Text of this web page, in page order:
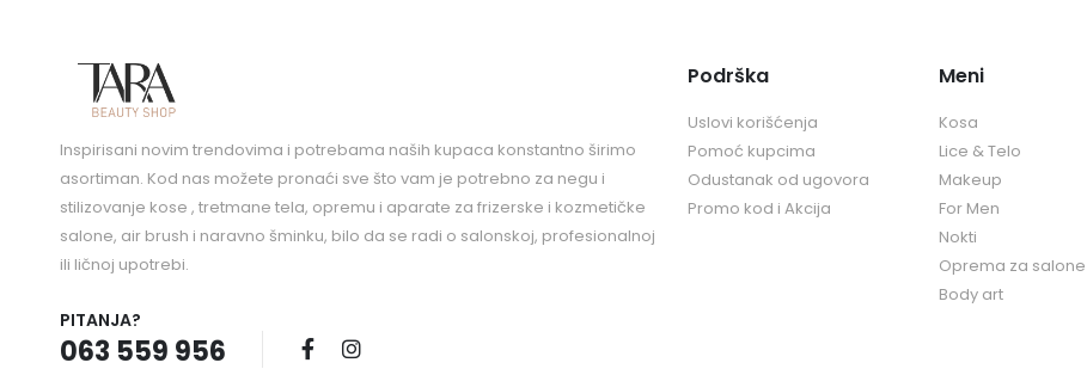
Inspirisani novim trendovima i potrebama naših kupaca konstantno širimo
asortiman. Kod nas možete pronaći sve što vam je potrebno za negu i
stilizovanje kose , tretmane tela, opremu i aparate za frizerske i kozmetičke
salone, air brush i naravno šminku, bilo da se radi o salonskoj, profesionalnoj
ili ličnoj upotrebi.
PITANJA?
063 559 956
Podrška
Uslovi korišćenja
Pomoć kupcima
Odustanak od ugovora
Promo kod i Akcija
Meni
Kosa
Lice & Telo
Makeup
For Men
Nokti
Oprema za salone
Body art